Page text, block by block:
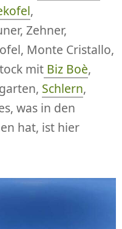
,
Zehner,
Monte Cristallo,
mit Biz Boè,
Schlern,
was in den
hat, ist hier